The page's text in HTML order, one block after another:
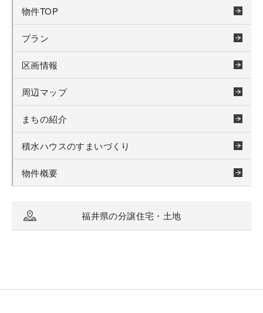
物件TOP
プラン
区画情報
周辺マップ
まちの紹介
積水ハウスのすまいづくり
物件概要
福井県の分譲住宅・土地